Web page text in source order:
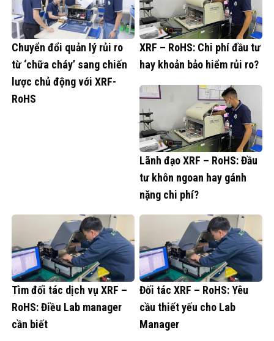
Chuyển đổi quản lý rủi ro
từ ‘chữa cháy’ sang chiến
lược chủ động với XRF-
RoHS
XRF – RoHS: Chi phí đầu tư
hay khoản bảo hiểm rủi ro?
Lãnh đạo XRF – RoHS: Đầu
tư khôn ngoan hay gánh
nặng chi phí?
Tìm đối tác dịch vụ XRF –
RoHS: Điều Lab manager
cần biết
Đối tác XRF – RoHS: Yêu
cầu thiết yếu cho Lab
Manager